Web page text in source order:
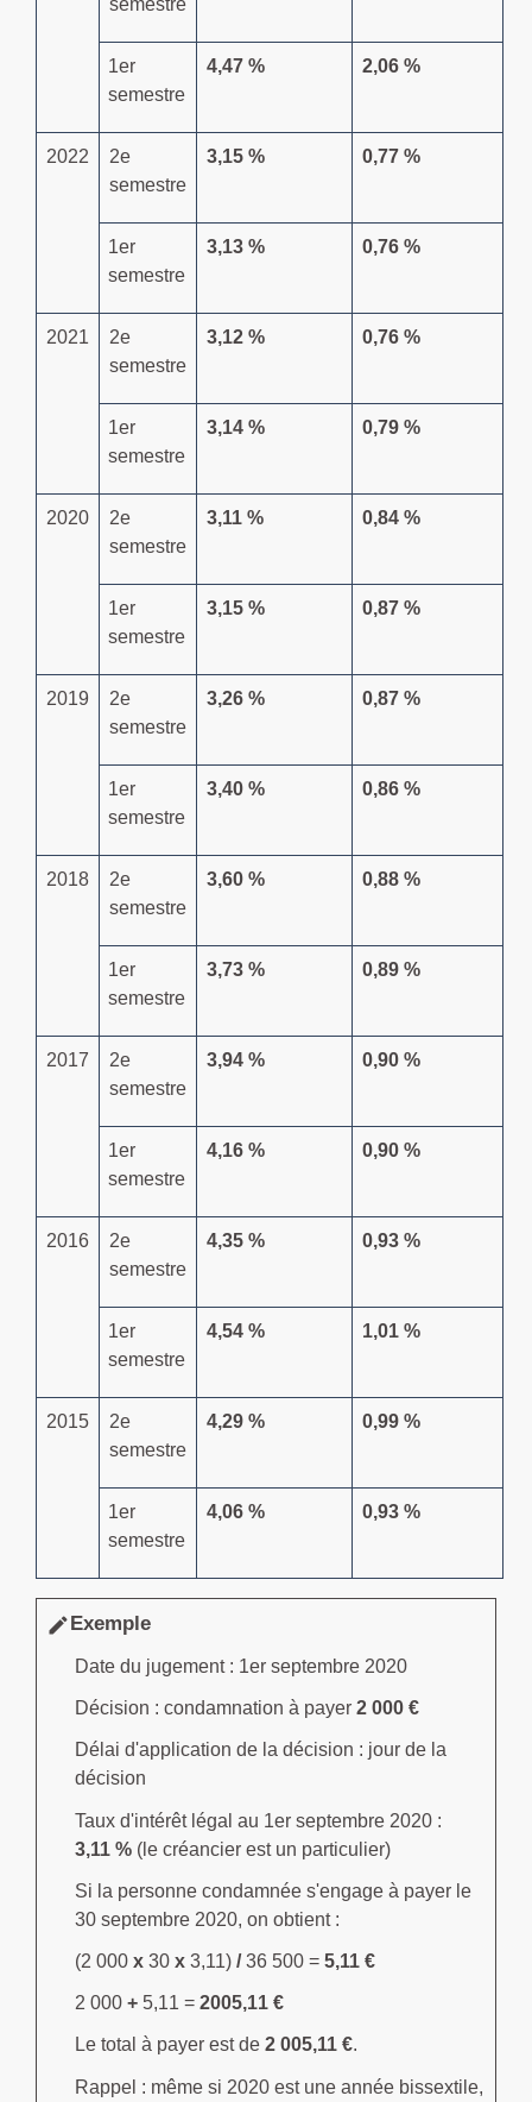
semestre
1er
semestre
4,47 % 2,06 %
2022 2e
semestre
3,15 % 0,77 %
1er
semestre
3,13 % 0,76 %
2021 2e
semestre
3,12 % 0,76 %
1er
semestre
3,14 % 0,79 %
2020 2e
semestre
3,11 % 0,84 %
1er
semestre
3,15 % 0,87 %
2019 2e
semestre
3,26 % 0,87 %
1er
semestre
3,40 % 0,86 %
2018 2e
semestre
3,60 % 0,88 %
1er
semestre
3,73 % 0,89 %
2017 2e
semestre
3,94 % 0,90 %
1er
semestre
4,16 % 0,90 %
2016 2e
semestre
4,35 % 0,93 %
1er
semestre
4,54 % 1,01 %
2015 2e
semestre
4,29 % 0,99 %
1er
semestre
4,06 % 0,93 %
edit Exemple
Date du jugement : 1er septembre 2020
Décision : condamnation à payer 2 000 €
Délai d'application de la décision : jour de la
décision
Taux d'intérêt légal au 1er septembre 2020 :
3,11 % (le créancier est un particulier)
Si la personne condamnée s'engage à payer le
30 septembre 2020, on obtient :
(2 000 x 30 x 3,11) /36 500 = 5,11 €
2 000 + 5,11 = 2005,11 €
Le total à payer est de 2 005,11 €.
Rappel : même si 2020 est une année bissextile,